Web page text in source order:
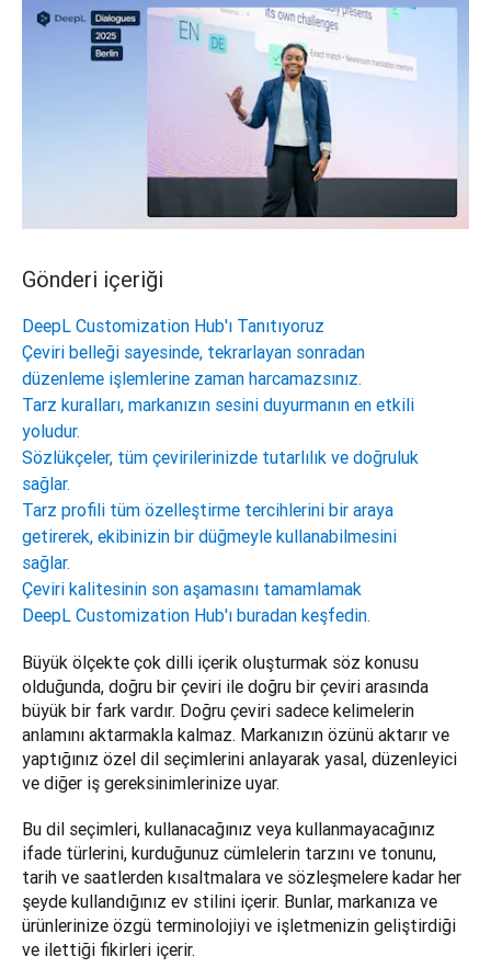
Gönderi içeriği
DeepL Customization Hub'ı Tanıtıyoruz
Çeviri belleği sayesinde, tekrarlayan sonradan
düzenleme işlemlerine zaman harcamazsınız.
Tarz kuralları, markanızın sesini duyurmanın en etkili
yoludur.
Sözlükçeler, tüm çevirilerinizde tutarlılık ve doğruluk
sağlar.
Tarz profili tüm özelleştirme tercihlerini bir araya
getirerek, ekibinizin bir düğmeyle kullanabilmesini
sağlar.
Çeviri kalitesinin son aşamasını tamamlamak
DeepL Customization Hub'ı buradan keşfedin.
Büyük ölçekte çok dilli içerik oluşturmak söz konusu
olduğunda, doğru bir çeviri ile doğru bir çeviri arasında
büyük bir fark vardır. Doğru çeviri sadece kelimelerin
anlamını aktarmakla kalmaz. Markanızın özünü aktarır ve
yaptığınız özel dil seçimlerini anlayarak yasal, düzenleyici
ve diğer iş gereksinimlerinize uyar.
Bu dil seçimleri, kullanacağınız veya kullanmayacağınız
ifade türlerini, kurduğunuz cümlelerin tarzını ve tonunu,
tarih ve saatlerden kısaltmalara ve sözleşmelere kadar her
şeyde kullandığınız ev stilini içerir. Bunlar, markanıza ve
ürünlerinize özgü terminolojiyi ve işletmenizin geliştirdiği
ve ilettiği fikirleri içerir.